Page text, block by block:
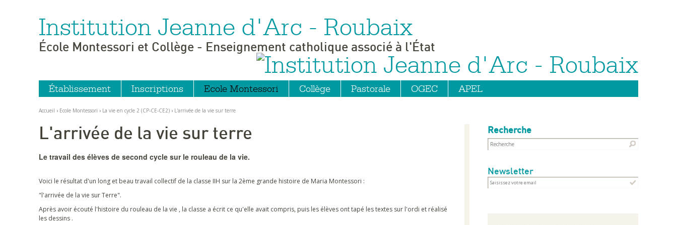
Aller
Aller
à
Outils
personnels
Institution Jeanne d'Arc - Roubaix
École Montessori et Collège - Enseignement catholique associé à l'État
Établissement Inscriptions Ecole Montessori Collège Pastorale OGEC APEL
Accueil › Ecole Montessori › La vie en cycle 2 (CP-CE-CE2) › L'arrivée de la vie sur terre
Recherche
Newsletter
L'arrivée de la vie sur terre
Le travail des élèves de second cycle sur le rouleau de la vie.
Voici le résultat d'un long et beau travail collectif de la classe IIH sur la 2ème grande histoire de Maria Montessori :
"l'arrivée de la vie sur Terre".
Après avoir écouté l'histoire du rouleau de la vie , la classe a écrit ce qu'elle avait compris, puis les élèves ont tapé les textes sur l'ordi et réalisé
les dessins .